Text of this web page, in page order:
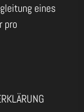
eines
pro